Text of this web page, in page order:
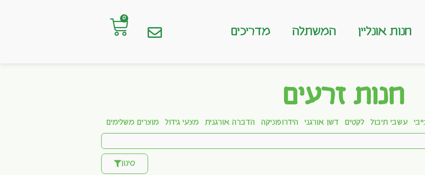
חנות אונליין המשתלה מדריכים
0
חנות זרעים
עשבי תיבול לקטים דשן אורגני הידרופוניקה הדברה אורגנית מצעי גידול מוצרים משלימים
סינון